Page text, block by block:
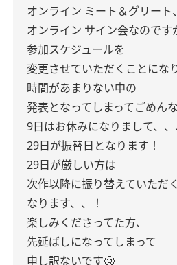
オンライン ミート＆グリート、
オンライン サイン会なのです
参加スケジュールを
変更させていただくことにな
時間があまりない中の
発表となってしまってごめん
9日はお休みになりまして、、
29日が振替日となります！
29日が厳しい方は
次作以降に振り替えていただ
なります、、！
楽しみくださってた方、
先延ばしになってしまって
申し訳ないです🥲